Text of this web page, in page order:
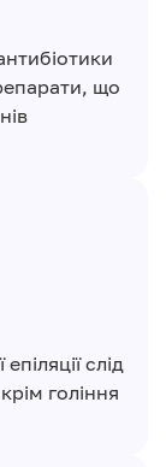
що
слід
гоління